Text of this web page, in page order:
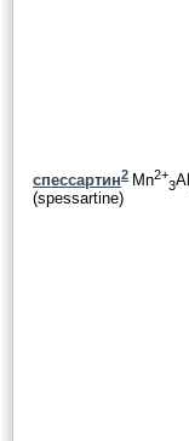
спессартин2
(spessartine)
Mn2+
3Al